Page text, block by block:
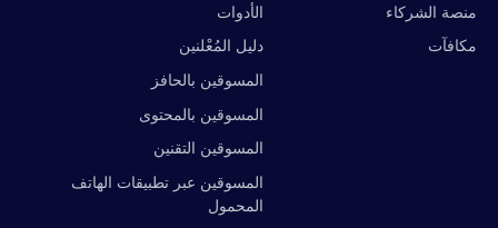
منصة الشركاء
مكافآت
الأدوات
دليل المُعْلنين
المسوقين بالحافز
المسوقين بالمحتوى
المسوقين التقنين
المسوقين عبر تطبيقات الهاتف
المحمول